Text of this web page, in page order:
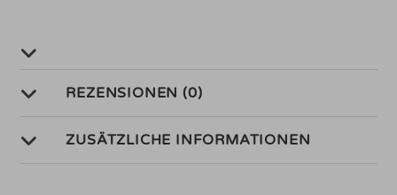
REZENSIONEN (0)
ZUSÄTZLICHE INFORMATIONEN